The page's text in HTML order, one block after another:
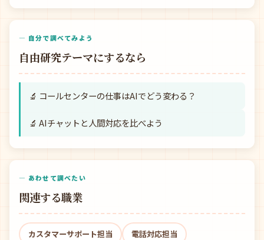
— 自分で調べてみよう
自由研究テーマにするなら
🔬 コールセンターの仕事はAIでどう変わる？
🔬 AIチャットと人間対応を比べよう
— あわせて調べたい
関連する職業
カスタマーサポート担当 電話対応担当